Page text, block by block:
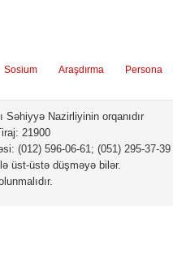
Sosium Araşdırma Persona
Nazirliyinin orqanıdır
21900
(012) 596-06-61; (051) 295-37-39
üst-üstə düşməyə bilər.